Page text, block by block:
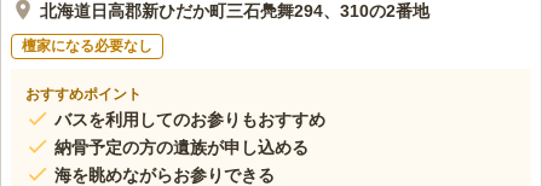
北海道日高郡新ひだか町三石鳧舞294、310の2番地
檀家になる必要なし
おすすめポイント
バスを利用してのお参りもおすすめ
納骨予定の方の遺族が申し込める
海を眺めながらお参りできる